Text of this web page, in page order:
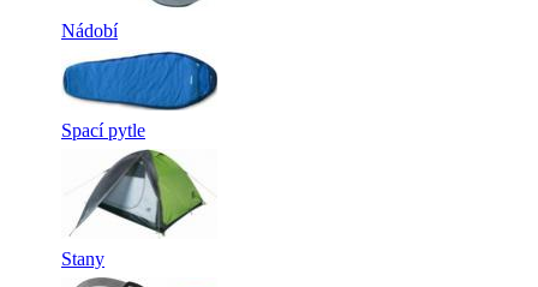
Nádobí
Spací pytle
Stany